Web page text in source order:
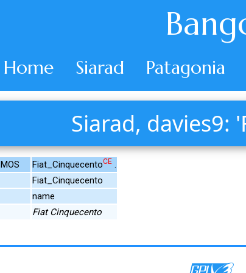
Home Siarad Patagonia
Siarad, davies9:
MOS Fiat_CinquecentoCE .
Fiat_Cinquecento
name
Fiat Cinquecento